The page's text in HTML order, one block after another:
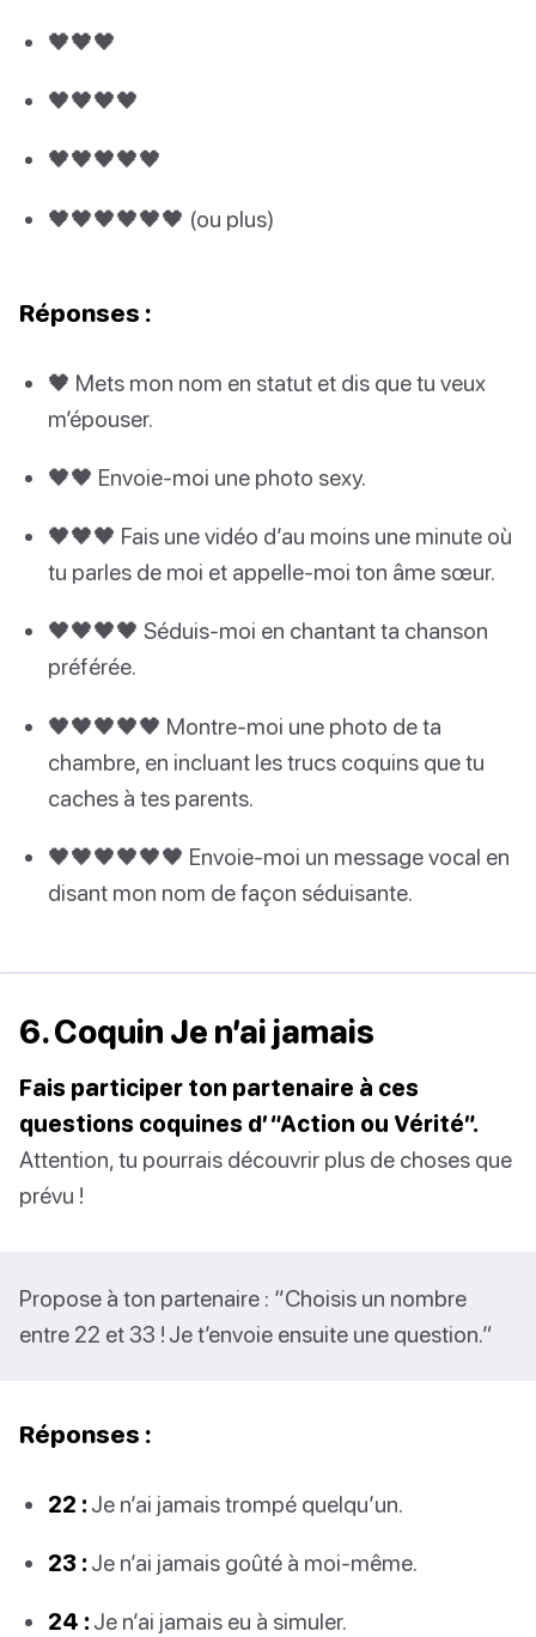
🖤🖤🖤
🖤🖤🖤🖤
🖤🖤🖤🖤🖤
🖤🖤🖤🖤🖤🖤 (ou plus)
Réponses :
🖤 Mets mon nom en statut et dis que tu veux
m’épouser.
🖤🖤 Envoie-moi une photo sexy.
🖤🖤🖤 Fais une vidéo d’au moins une minute où
tu parles de moi et appelle-moi ton âme sœur.
🖤🖤🖤🖤 Séduis-moi en chantant ta chanson
préférée.
🖤🖤🖤🖤🖤 Montre-moi une photo de ta
chambre, en incluant les trucs coquins que tu
caches à tes parents.
🖤🖤🖤🖤🖤🖤 Envoie-moi un message vocal en
disant mon nom de façon séduisante.
6. Coquin Je n’ai jamais
Fais participer ton partenaire à ces
questions coquines d’“Action ou Vérité”.
Attention, tu pourrais découvrir plus de choses que
prévu !
Propose à ton partenaire : “Choisis un nombre
entre 22 et 33 ! Je t’envoie ensuite une question.”
Réponses :
22 : Je n’ai jamais trompé quelqu’un.
23 : Je n’ai jamais goûté à moi-même.
24 : Je n’ai jamais eu à simuler.